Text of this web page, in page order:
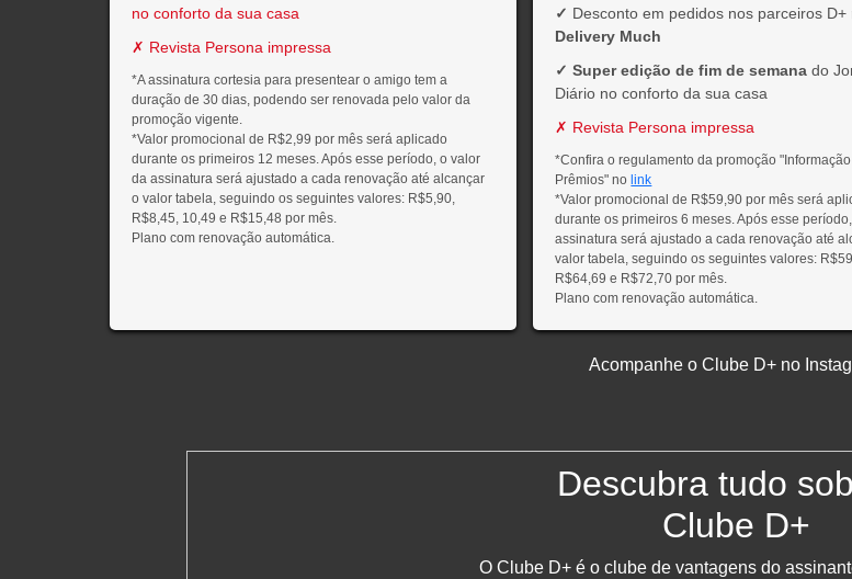
no conforto da sua casa
✗ Revista Persona impressa
*A assinatura cortesia para presentear o amigo tem a
duração de 30 dias, podendo ser renovada pelo valor da
promoção vigente.
*Valor promocional de R$2,99 por mês será aplicado
durante os primeiros 12 meses. Após esse período, o valor
da assinatura será ajustado a cada renovação até alcançar
o valor tabela, seguindo os seguintes valores: R$5,90,
R$8,45, 10,49 e R$15,48 por mês.
Plano com renovação automática.
✓ Desconto em pedidos nos parceiros D+
Delivery Much
✓ Super edição de fim de semana do
Diário no conforto da sua casa
✗ Revista Persona impressa
*Confira o regulamento da promoção "Informação
Prêmios" nolink
*Valor promocional de R$59,90 por mês será
durante os primeiros 6 meses. Após esse
assinatura será ajustado a cada renovação até
valor tabela, seguindo os seguintes valores:
R$64,69 e R$72,70 por mês.
Plano com renovação automática.
Acompanhe o Clube D+ no
Descubra tudo
Clube D+
O Clube D+ é o clube de vantagens do